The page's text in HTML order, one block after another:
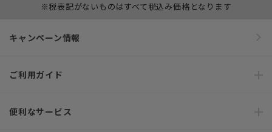
※税表記がないものはすべて税込み価格となります
キャンペーン情報
ご利用ガイド
便利なサービス